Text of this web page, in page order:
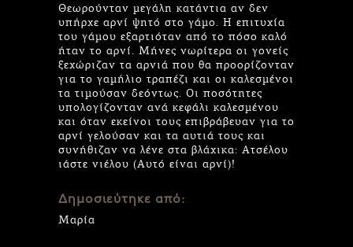
Θεωρούνταν μεγάλη κατάντια αν δεν
υπήρχε αρνί ψητό στο γάμο. Η επιτυχία
του γάμου εξαρτιόταν από το πόσο καλό
ήταν το αρνί. Μήνες νωρίτερα οι γονείς
ξεχώριζαν τα αρνιά που θα προορίζονταν
για το γαμήλιο τραπέζι και οι καλεσμένοι
τα τιμούσαν δεόντως. Οι ποσότητες
υπολογίζονταν ανά κεφάλι καλεσμένου
και όταν εκείνοι τους επιβράβευαν για το
αρνί γελούσαν και τα αυτιά τους και
συνήθιζαν να λένε στα βλάχικα: Ατσέλου
ιάστε νιέλου (Αυτό είναι αρνί)!
Δημοσιεύτηκε από:
Μαρία